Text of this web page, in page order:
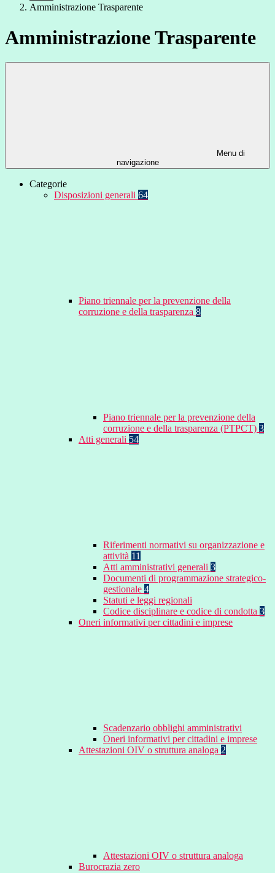
Amministrazione Trasparente
Amministrazione Trasparente
Menu di
navigazione
Categorie
Disposizioni generali 64
Piano triennale per la prevenzione della
corruzione e della trasparenza 8
Piano triennale per la prevenzione della
corruzione e della trasparenza (PTPCT) 3
Atti generali 54
Riferimenti normativi su organizzazione e
attività 11
Atti amministrativi generali 3
Documenti di programmazione strategico-
gestionale 4
Statuti e leggi regionali
Codice disciplinare e codice di condotta 3
Oneri informativi per cittadini e imprese
Scadenzario obblighi amministrativi
Oneri informativi per cittadini e imprese
Attestazioni OIV o struttura analoga 2
Attestazioni OIV o struttura analoga
Burocrazia zero